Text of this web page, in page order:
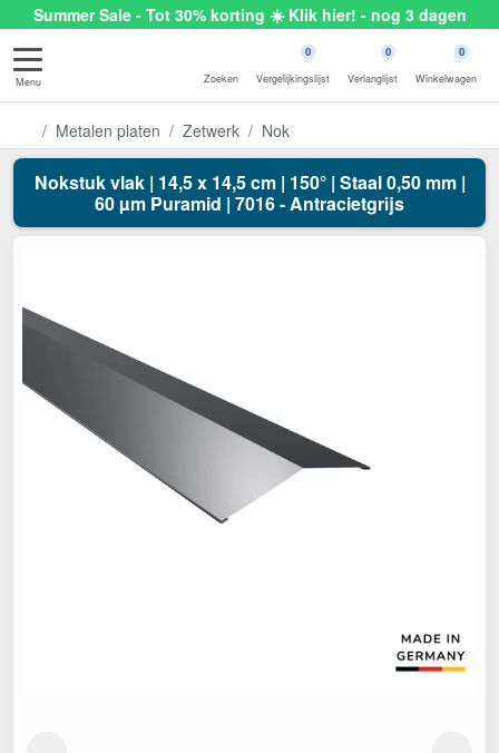
Summer Sale - Tot 30% korting ☀️ Klik hier! - nog 3 dagen
Menu Zoeken
0
Vergelijkingslijst
0
Verlanglijst
0
Winkelwagen
Metalen platen Zetwerk Nok
Nokstuk vlak | 14,5 x 14,5 cm | 150° | Staal 0,50 mm |
60 µm Puramid | 7016 - Antracietgrijs